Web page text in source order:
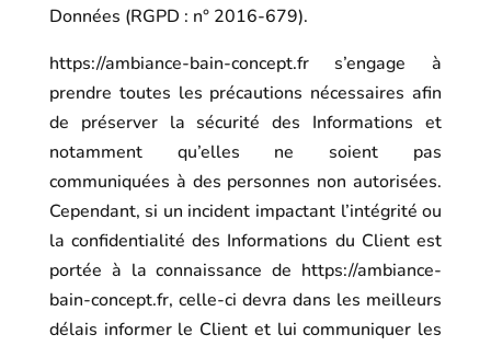
Données (RGPD : n° 2016-679).
https://ambiance-bain-concept.frs’engage à
prendre toutes les précautions nécessaires afin
de préserver la sécurité des Informations et
notamment qu’elles ne soient pas
communiquées à des personnes non autorisées.
Cependant, si un incident impactant l’intégrité ou
la confidentialité des Informations du Client est
portée à la connaissance de https://ambiance-
bain-concept.fr, celle-ci devra dans les meilleurs
délais informer le Client et lui communiquer les